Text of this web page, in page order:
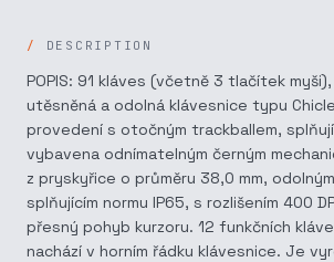
DESCRIPTION
POPIS: 91 kláves (včetně 3 tlačítek
utěsněná a odolná klávesnice typu
provedení s otočným trackballem,
vybavena odnímatelným černým
z pryskyřice o průměru 38,0 mm,
splňujícím normu IP65, s rozlišením 400
přesný pohyb kurzoru. 12 funkčních
nachází v horním řádku klávesnice. Je